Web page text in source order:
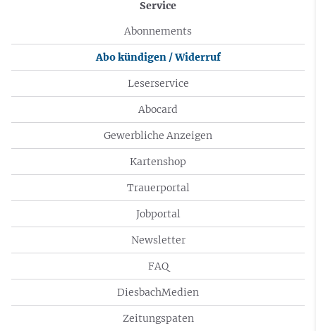
Service
Abonnements
Abo kündigen / Widerruf
Leserservice
Abocard
Gewerbliche Anzeigen
Kartenshop
Trauerportal
Jobportal
Newsletter
FAQ
DiesbachMedien
Zeitungspaten